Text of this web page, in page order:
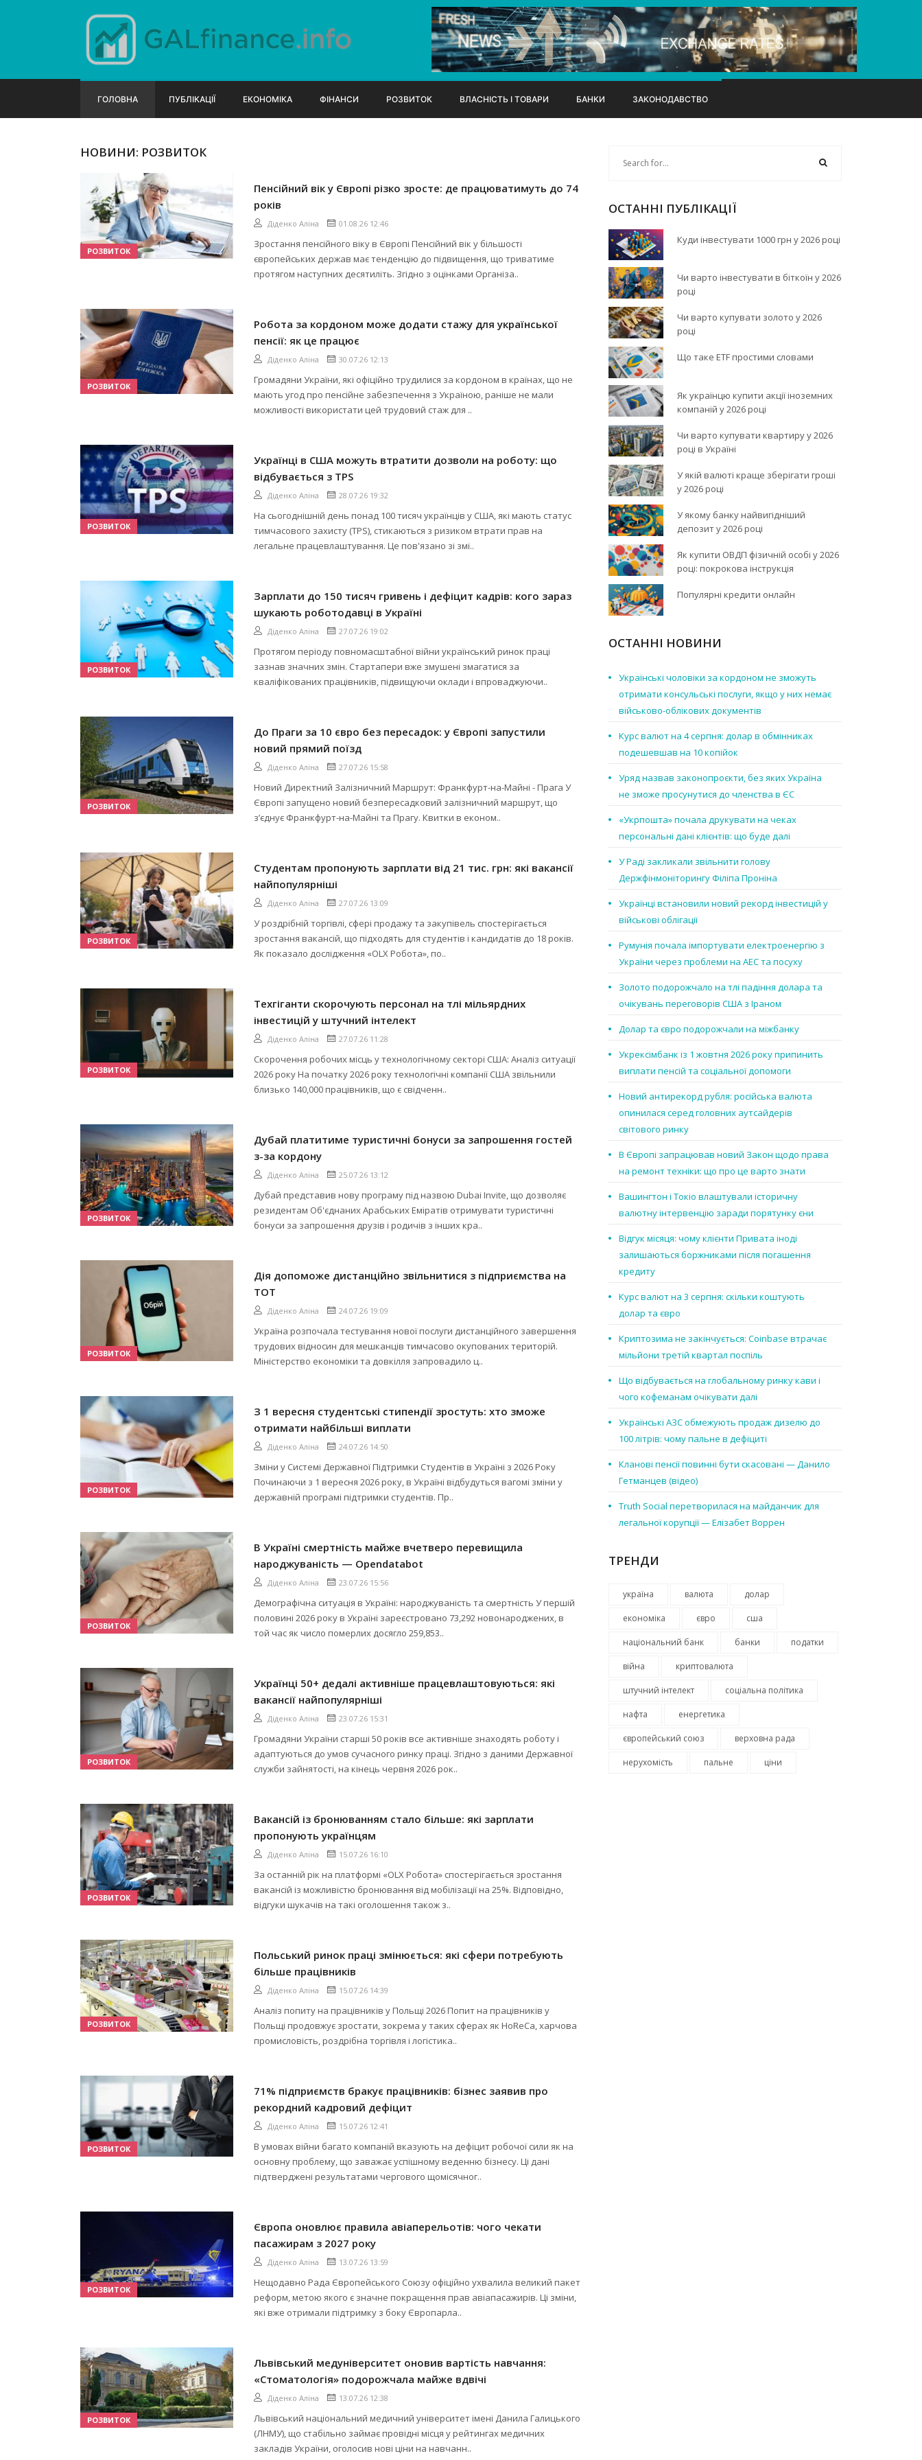
ГОЛОВНА ПУБЛІКАЦІЇ ЕКОНОМІКА ФІНАНСИ РОЗВИТОК ВЛАСНІСТЬ І ТОВАРИ БАНКИ ЗАКОНОДАВСТВО
НОВИНИ: РОЗВИТОК
РОЗВИТОК
Пенсійний вік у Європі різко зросте: де працюватимуть до 74
років
Діденко Аліна 01.08.26 12:46
Зростання пенсійного віку в Європі Пенсійний вік у більшості
європейських держав має тенденцію до підвищення, що триватиме
протягом наступних десятиліть. Згідно з оцінками Організа..
РОЗВИТОК
Робота за кордоном може додати стажу для української
пенсії: як це працює
Діденко Аліна 30.07.26 12:13
Громадяни України, які офіційно трудилися за кордоном в країнах, що не
мають угод про пенсійне забезпечення з Україною, раніше не мали
можливості використати цей трудовий стаж для ..
РОЗВИТОК
Українці в США можуть втратити дозволи на роботу: що
відбувається з TPS
Діденко Аліна 28.07.26 19:32
На сьогоднішній день понад 100 тисяч українців у США, які мають статус
тимчасового захисту (TPS), стикаються з ризиком втрати прав на
легальне працевлаштування. Це пов'язано зі змі..
РОЗВИТОК
Зарплати до 150 тисяч гривень і дефіцит кадрів: кого зараз
шукають роботодавці в Україні
Діденко Аліна 27.07.26 19:02
Протягом періоду повномасштабної війни український ринок праці
зазнав значних змін. Стартапери вже змушені змагатися за
кваліфікованих працівників, підвищуючи оклади і впроваджуючи..
РОЗВИТОК
До Праги за 10 євро без пересадок: у Європі запустили
новий прямий поїзд
Діденко Аліна 27.07.26 15:58
Новий Директний Залізничний Маршрут: Франкфурт-на-Майні - Прага У
Європі запущено новий безпересадковий залізничний маршрут, що
з’єднує Франкфурт-на-Майні та Прагу. Квитки в економ..
РОЗВИТОК
Студентам пропонують зарплати від 21 тис. грн: які вакансії
найпопулярніші
Діденко Аліна 27.07.26 13:09
У роздрібній торгівлі, сфері продажу та закупівель спостерігається
зростання вакансій, що підходять для студентів і кандидатів до 18 років.
Як показало дослідження «OLX Робота», по..
РОЗВИТОК
Техгіганти скорочують персонал на тлі мільярдних
інвестицій у штучний інтелект
Діденко Аліна 27.07.26 11:28
Скорочення робочих місць у технологічному секторі США: Аналіз ситуації
2026 року На початку 2026 року технологічні компанії США звільнили
близько 140,000 працівників, що є свідченн..
РОЗВИТОК
Дубай платитиме туристичні бонуси за запрошення гостей
з-за кордону
Діденко Аліна 25.07.26 13:12
Дубай представив нову програму під назвою Dubai Invite, що дозволяє
резидентам Об'єднаних Арабських Еміратів отримувати туристичні
бонуси за запрошення друзів і родичів з інших кра..
РОЗВИТОК
Дія допоможе дистанційно звільнитися з підприємства на
ТОТ
Діденко Аліна 24.07.26 19:09
Україна розпочала тестування нової послуги дистанційного завершення
трудових відносин для мешканців тимчасово окупованих територій.
Міністерство економіки та довкілля запровадило ц..
РОЗВИТОК
З 1 вересня студентські стипендії зростуть: хто зможе
отримати найбільші виплати
Діденко Аліна 24.07.26 14:50
Зміни у Системі Державної Підтримки Студентів в Україні з 2026 Року
Починаючи з 1 вересня 2026 року, в Україні відбудуться вагомі зміни у
державній програмі підтримки студентів. Пр..
РОЗВИТОК
В Україні смертність майже вчетверо перевищила
народжуваність — Opendatabot
Діденко Аліна 23.07.26 15:56
Демографічна ситуація в Україні: народжуваність та смертність У першій
половині 2026 року в Україні зареєстровано 73,292 новонароджених, в
той час як число померлих досягло 259,853..
РОЗВИТОК
Українці 50+ дедалі активніше працевлаштовуються: які
вакансії найпопулярніші
Діденко Аліна 23.07.26 15:31
Громадяни України старші 50 років все активніше знаходять роботу і
адаптуються до умов сучасного ринку праці. Згідно з даними Державної
служби зайнятості, на кінець червня 2026 рок..
РОЗВИТОК
Вакансій із бронюванням стало більше: які зарплати
пропонують українцям
Діденко Аліна 15.07.26 16:10
За останній рік на платформі «OLX Робота» спостерігається зростання
вакансій із можливістю бронювання від мобілізації на 25%. Відповідно,
відгуки шукачів на такі оголошення також з..
РОЗВИТОК
Польський ринок праці змінюється: які сфери потребують
більше працівників
Діденко Аліна 15.07.26 14:39
Аналіз попиту на працівників у Польщі 2026 Попит на працівників у
Польщі продовжує зростати, зокрема у таких сферах як HoReCa, харчова
промисловість, роздрібна торгівля і логістика..
РОЗВИТОК
71% підприємств бракує працівників: бізнес заявив про
рекордний кадровий дефіцит
Діденко Аліна 15.07.26 12:41
В умовах війни багато компаній вказують на дефіцит робочої сили як на
основну проблему, що заважає успішному веденню бізнесу. Ці дані
підтверджені результатами чергового щомісячног..
РОЗВИТОК
Європа оновлює правила авіаперельотів: чого чекати
пасажирам з 2027 року
Діденко Аліна 13.07.26 13:59
Нещодавно Рада Європейського Союзу офіційно ухвалила великий пакет
реформ, метою якого є значне покращення прав авіапасажирів. Ці зміни,
які вже отримали підтримку з боку Європарла..
РОЗВИТОК
Львівський медуніверситет оновив вартість навчання:
«Стоматологія» подорожчала майже вдвічі
Діденко Аліна 13.07.26 12:38
Львівський національний медичний університет імені Данила Галицького
(ЛНМУ), що стабільно займає провідні місця у рейтингах медичних
закладів України, оголосив нові ціни на навчанн..
ОСТАННІ ПУБЛІКАЦІЇ
Куди інвестувати 1000 грн у 2026 році
Чи варто інвестувати в біткоїн у 2026
році
Чи варто купувати золото у 2026
році
Що таке ETF простими словами
Як українцю купити акції іноземних
компаній у 2026 році
Чи варто купувати квартиру у 2026
році в Україні
У якій валюті краще зберігати гроші
у 2026 році
У якому банку найвигідніший
депозит у 2026 році
Як купити ОВДП фізичній особі у 2026
році: покрокова інструкція
Популярні кредити онлайн
ОСТАННІ НОВИНИ
Українські чоловіки за кордоном не зможуть
отримати консульські послуги, якщо у них немає
військово-облікових документів
Курс валют на 4 серпня: долар в обмінниках
подешевшав на 10 копійок
Уряд назвав законопроєкти, без яких Україна
не зможе просунутися до членства в ЄС
«Укрпошта» почала друкувати на чеках
персональні дані клієнтів: що буде далі
У Раді закликали звільнити голову
Держфінмоніторингу Філіпа Проніна
Українці встановили новий рекорд інвестицій у
військові облігації
Румунія почала імпортувати електроенергію з
України через проблеми на АЕС та посуху
Золото подорожчало на тлі падіння долара та
очікувань переговорів США з Іраном
Долар та євро подорожчали на міжбанку
Укрексімбанк із 1 жовтня 2026 року припинить
виплати пенсій та соціальної допомоги
Новий антирекорд рубля: російська валюта
опинилася серед головних аутсайдерів
світового ринку
В Європі запрацював новий Закон щодо права
на ремонт техніки: що про це варто знати
Вашингтон і Токіо влаштували історичну
валютну інтервенцію заради порятунку єни
Відгук місяця: чому клієнти Привата іноді
залишаються боржниками після погашення
кредиту
Курс валют на 3 серпня: скільки коштують
долар та євро
Криптозима не закінчується: Coinbase втрачає
мільйони третій квартал поспіль
Що відбувається на глобальному ринку кави і
чого кофеманам очікувати далі
Українські АЗС обмежують продаж дизелю до
100 літрів: чому пальне в дефіциті
Кланові пенсії повинні бути скасовані — Данило
Гетманцев (відео)
Truth Social перетворилася на майданчик для
легальної корупції — Елізабет Воррен
ТРЕНДИ
україна валюта долар
економіка євро сша
національний банк банки податки
війна криптовалюта
штучний інтелект соціальна політика
нафта енергетика
європейський союз верховна рада
нерухомість пальне ціни